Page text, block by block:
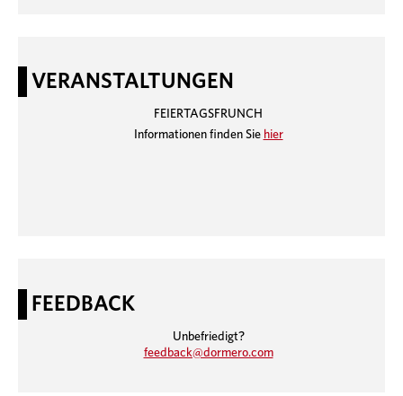
VERANSTALTUNGEN
FEIERTAGSFRUNCH
Informationen finden Sie hier
FEEDBACK
Unbefriedigt?
feedback@dormero.com